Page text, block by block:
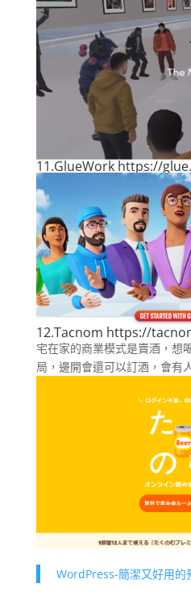
11.GlueWork https://
12.Tacnom https://
宅在家的商業模式是賣酒，想
局，邊開會還可以訂酒，會有
WordPress-簡潔又好用